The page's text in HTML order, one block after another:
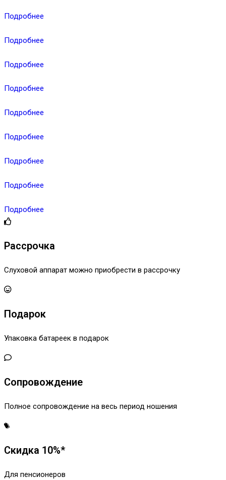
Подробнее
Подробнее
Подробнее
Подробнее
Подробнее
Подробнее
Подробнее
Подробнее
Подробнее
Рассрочка
Слуховой аппарат можно приобрести в рассрочку
Подарок
Упаковка батареек в подарок
Сопровождение
Полное сопровождение на весь период ношения
Скидка 10%*
Для пенсионеров